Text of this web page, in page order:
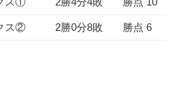
ス② 2勝0分8敗 勝点 6